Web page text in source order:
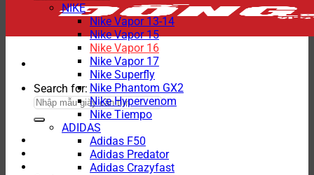
Search for:
NIKE
Nike Vapor 13-14
Nike Vapor 15
Nike Vapor 16
Nike Vapor 17
Nike Superfly
Nike Phantom GX2
Nike Hypervenom
Nike Tiempo
ADIDAS
Adidas F50
Adidas Predator
Adidas Crazyfast